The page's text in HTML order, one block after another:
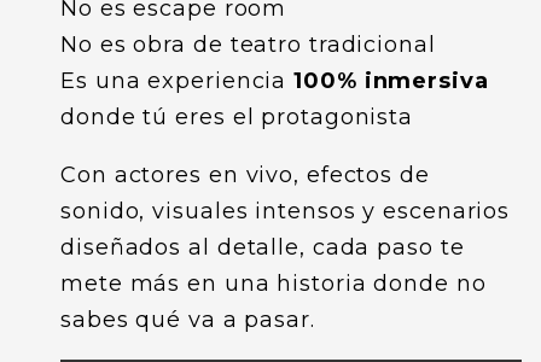
No es escape room
No es obra de teatro tradicional
Es una experiencia100% inmersiva
donde tú eres el protagonista
Con actores en vivo, efectos de
sonido, visuales intensos y escenarios
diseñados al detalle, cada paso te
mete más en una historia donde no
sabes qué va a pasar.